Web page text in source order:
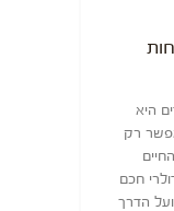
היא
רק
חכם
הדרך